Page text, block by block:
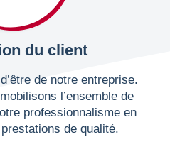
du client
de notre entreprise.
l’ensemble de
professionnalisme en
de qualité.